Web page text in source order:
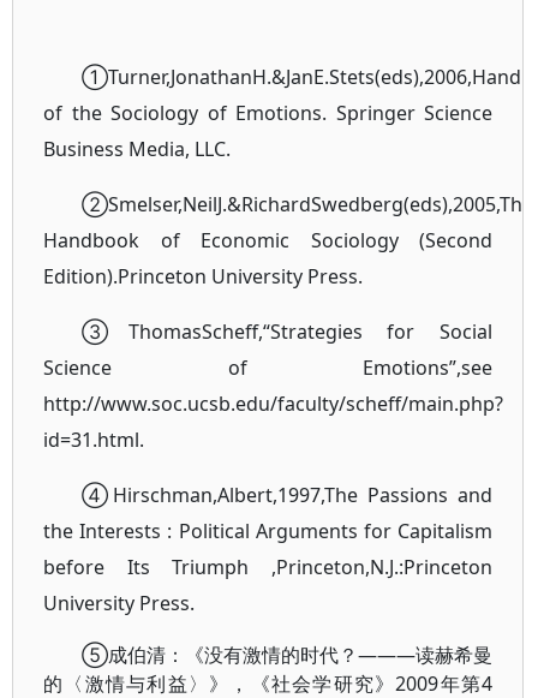
of the Sociology of Emotions. Springer Science
Business Media, LLC.
②Smelser,NeilJ.&RichardSwedberg(eds),2005,The
Handbook of Economic Sociology (Second
Edition).Princeton University Press.
③ThomasScheff,“Strategies for Social
Science of Emotions”,see
http://www.soc.ucsb.edu/faculty/scheff/main.php?
id=31.html.
④Hirschman,Albert,1997,The Passions and
the Interests : Political Arguments for Capitalism
before Its Triumph ,Princeton,N.J.:Princeton
University Press.
⑤成伯清：《没有激情的时代？———读赫希曼
的〈激情与利益〉》，《社会学研究》2009年第4